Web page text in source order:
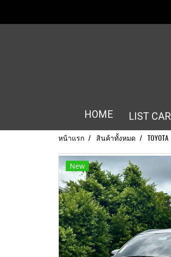
HOME LIST CAR
หน้าแรก สินค้าทั้งหมด TOYOTA
New